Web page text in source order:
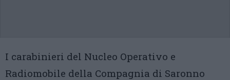
I carabinieri del Nucleo Operativo e
Radiomobile della Compagnia di Saronno